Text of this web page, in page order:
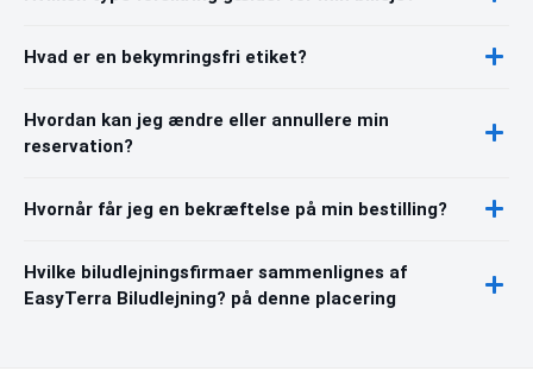
Hvad er en bekymringsfri etiket?
Hvordan kan jeg ændre eller annullere min
reservation?
Hvornår får jeg en bekræftelse på min bestilling?
Hvilke biludlejningsfirmaer sammenlignes af
EasyTerra Biludlejning? på denne placering